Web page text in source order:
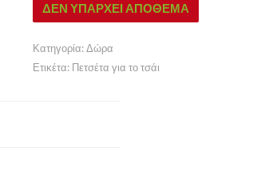
ΔΕΝ ΥΠΆΡΧΕΙ ΑΠΌΘΕΜΑ
Κατηγορία:Δώρα
Ετικέτα: Πετσέτα για το τσάι